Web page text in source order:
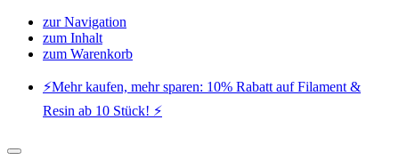
zur Navigation
zum Inhalt
zum Warenkorb
⚡️Mehr kaufen, mehr sparen: 10% Rabatt auf Filament &
Resin ab 10 Stück! ⚡️